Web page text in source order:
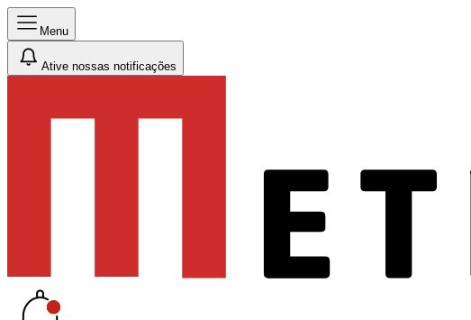
Menu
Ative nossas notificações